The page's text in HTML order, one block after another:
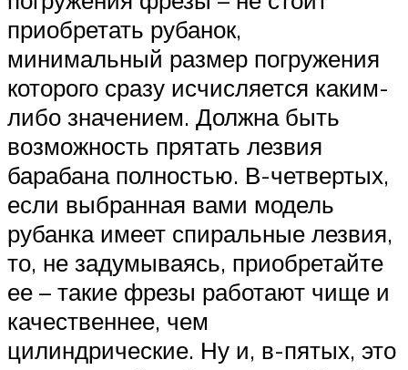
приобретать рубанок,
минимальный размер погружения
которого сразу исчисляется каким-
либо значением. Должна быть
возможность прятать лезвия
барабана полностью. В-четвертых,
если выбранная вами модель
рубанка имеет спиральные лезвия,
то, не задумываясь, приобретайте
ее – такие фрезы работают чище и
качественнее, чем
цилиндрические. Ну и, в-пятых, это